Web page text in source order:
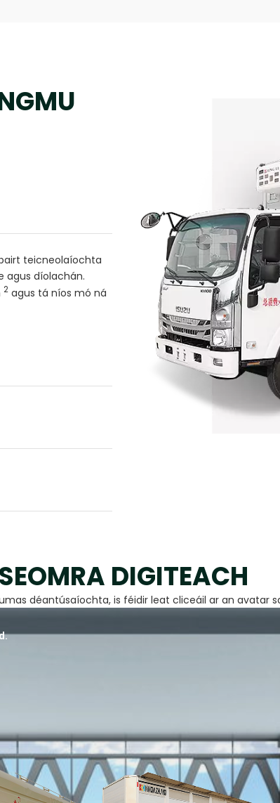
teicneolaíochta
agus díolachán.
2 agus tá níos mó ná
SEOMRA DIGITEACH
déantúsaíochta, is féidir leat cliceáil ar an avatar